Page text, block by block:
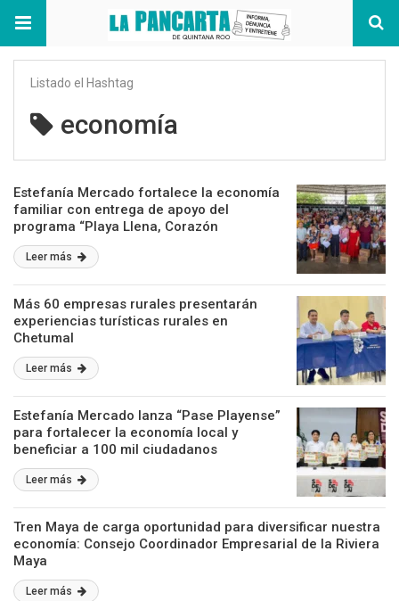
Listado el Hashtag
economía
Estefanía Mercado fortalece la economía
familiar con entrega de apoyo del
programa “Playa Llena, Corazón
Contento”
Leer más
Más 60 empresas rurales presentarán
experiencias turísticas rurales en
Chetumal
Leer más
Estefanía Mercado lanza “Pase Playense”
para fortalecer la economía local y
beneficiar a 100 mil ciudadanos
Leer más
Tren Maya de carga oportunidad para diversificar nuestra
economía: Consejo Coordinador Empresarial de la Riviera
Maya
Leer más